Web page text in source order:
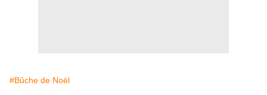
#Bûche de Noël